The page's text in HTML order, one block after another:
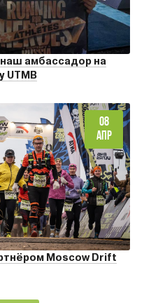
амбассадор на
UTMB
08
АПР
Moscow Drift